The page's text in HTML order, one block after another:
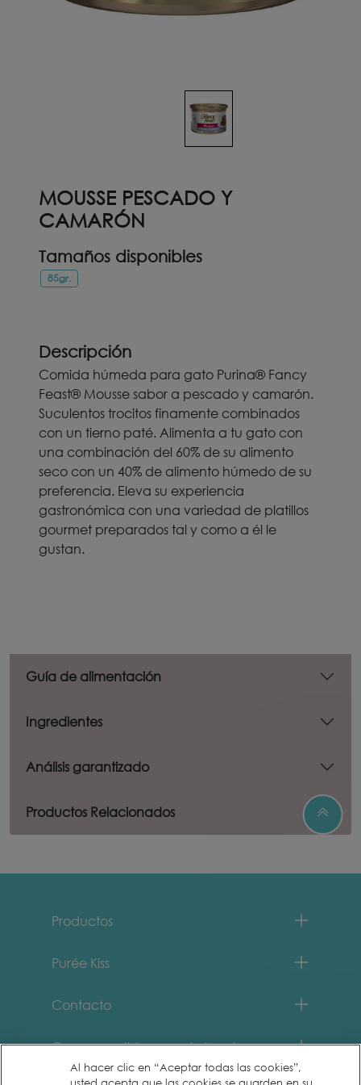
MOUSSE PESCADO Y
CAMARÓN
Tamaños disponibles
85gr.
Descripción
Comida húmeda para gato Purina® Fancy
Feast® Mousse sabor a pescado y camarón.
Suculentos trocitos finamente combinados
con un tierno paté. Alimenta a tu gato con
una combinación del 60% de su alimento
seco con un 40% de alimento húmedo de su
preferencia. Eleva su experiencia
gastronómica con una variedad de platillos
gourmet preparados tal y como a él le
gustan.
Guía de alimentación
Ingredientes
Análisis garantizado
Productos Relacionados
Productos
Purée Kiss
Contacto
Comprometidos con el planeta
Al hacer clic en “Aceptar todas las cookies”,